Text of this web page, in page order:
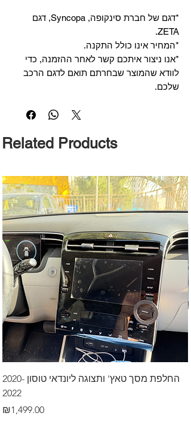
*דגם של חברת סינקופה, Syncopa, דגם
ZETA.
*המחיר אינו כולל התקנה.
*אנו ניצור איתכם קשר לאחר ההזמנה, כדי
לוודא שהמוצר שבחרתם תואם לדגם הרכב
שלכם.
Related Products
החלפת מסך טאץ' ותצוגה ליונדאי טוסון 2020-
2022
Price
₪1,499.00